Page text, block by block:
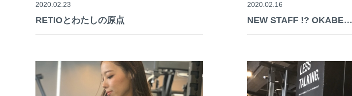
2020.02.23
RETIOとわたしの原点
2020.02.16
NEW STAFF !? OKABE…